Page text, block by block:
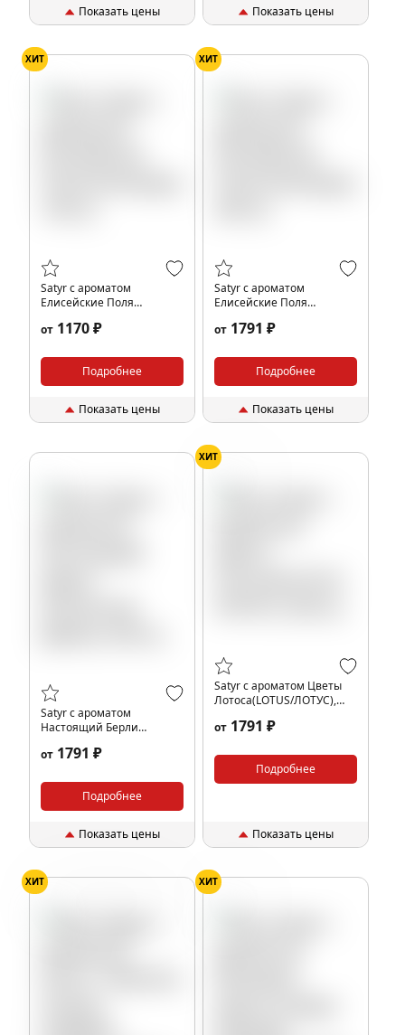
Показать цены Показать цены
ХИТ
Satyr с ароматом
Елисейские Поля
от 1170 ₽
Подробнее
Показать цены
ХИТ
Satyr с ароматом
Елисейские Поля
от 1791 ₽
Подробнее
Показать цены
Satyr с ароматом
Настоящий Берли
от 1791 ₽
Подробнее
Показать цены
ХИТ
Satyr с ароматом Цветы
Лотоса(LOTUS/ЛОТУС),
от 1791 ₽
Подробнее
Показать цены
ХИТ
ХИТ